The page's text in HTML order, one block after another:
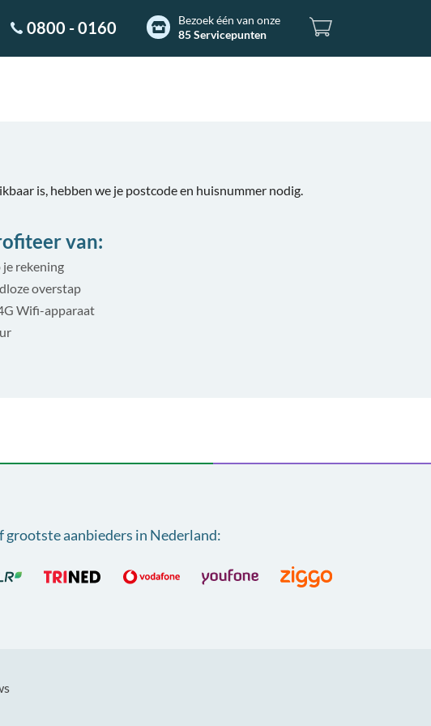
0800 - 0160
Bezoek één van onze
85 Servicepunten
is, hebben we je postcode en huisnummer nodig.
van:
je rekening
overstap
Wifi-apparaat
grootste aanbieders in Nederland: